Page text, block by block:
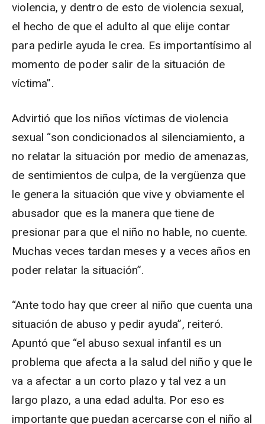
violencia, y dentro de esto de violencia sexual,
el hecho de que el adulto al que elije contar
para pedirle ayuda le crea. Es importantísimo al
momento de poder salir de la situación de
víctima”.
Advirtió que los niños víctimas de violencia
sexual “son condicionados al silenciamiento, a
no relatar la situación por medio de amenazas,
de sentimientos de culpa, de la vergüenza que
le genera la situación que vive y obviamente el
abusador que es la manera que tiene de
presionar para que el niño no hable, no cuente.
Muchas veces tardan meses y a veces años en
poder relatar la situación”.
“Ante todo hay que creer al niño que cuenta una
situación de abuso y pedir ayuda”, reiteró.
Apuntó que “el abuso sexual infantil es un
problema que afecta a la salud del niño y que le
va a afectar a un corto plazo y tal vez a un
largo plazo, a una edad adulta. Por eso es
importante que puedan acercarse con el niño al